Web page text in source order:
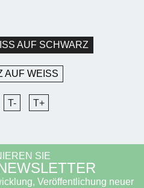
AUF SCHWARZ
WEISS
T- T+
SIE
Veröffentlichung neuer